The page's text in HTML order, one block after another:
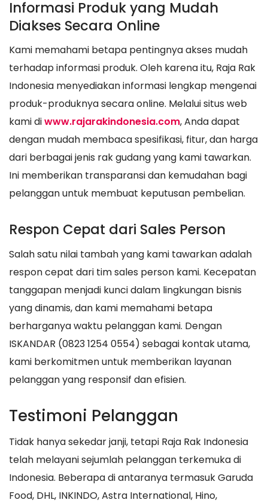
Informasi Produk yang Mudah
Diakses Secara Online
Kami memahami betapa pentingnya akses mudah
terhadap informasi produk. Oleh karena itu, Raja Rak
Indonesia menyediakan informasi lengkap mengenai
produk-produknya secara online. Melalui situs web
kami diwww.rajarakindonesia.com, Anda dapat
dengan mudah membaca spesifikasi, fitur, dan harga
dari berbagai jenis rak gudang yang kami tawarkan.
Ini memberikan transparansi dan kemudahan bagi
pelanggan untuk membuat keputusan pembelian.
Respon Cepat dari Sales Person
Salah satu nilai tambah yang kami tawarkan adalah
respon cepat dari tim sales person kami. Kecepatan
tanggapan menjadi kunci dalam lingkungan bisnis
yang dinamis, dan kami memahami betapa
berharganya waktu pelanggan kami. Dengan
ISKANDAR (0823 1254 0554) sebagai kontak utama,
kami berkomitmen untuk memberikan layanan
pelanggan yang responsif dan efisien.
Testimoni Pelanggan
Tidak hanya sekedar janji, tetapi Raja Rak Indonesia
telah melayani sejumlah pelanggan terkemuka di
Indonesia. Beberapa di antaranya termasuk Garuda
Food, DHL, INKINDO, Astra International, Hino,